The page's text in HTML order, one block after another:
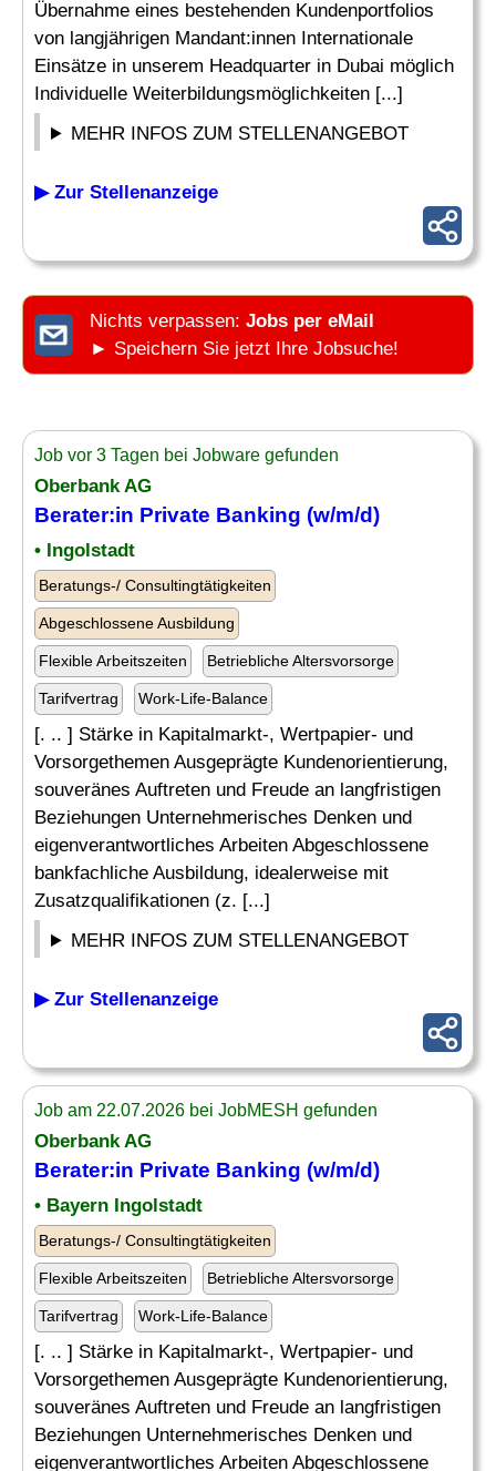
Übernahme eines bestehenden Kundenportfolios
von langjährigen Mandant:innen Internationale
Einsätze in unserem Headquarter in Dubai möglich
Individuelle Weiterbildungsmöglichkeiten [...]
MEHR INFOS ZUM STELLENANGEBOT
▶ Zur Stellenanzeige
Nichts verpassen: Jobs per eMail
► Speichern Sie jetzt Ihre Jobsuche!
Job vor 3 Tagen bei Jobware gefunden
Oberbank AG
Berater:in Private Banking (w/m/d)
• Ingolstadt
Beratungs-/ Consultingtätigkeiten
Abgeschlossene Ausbildung
Flexible Arbeitszeiten Betriebliche Altersvorsorge
Tarifvertrag Work-Life-Balance
[. .. ] Stärke in Kapitalmarkt-, Wertpapier- und
Vorsorgethemen Ausgeprägte Kundenorientierung,
souveränes Auftreten und Freude an langfristigen
Beziehungen Unternehmerisches Denken und
eigenverantwortliches Arbeiten Abgeschlossene
bankfachliche Ausbildung, idealerweise mit
Zusatzqualifikationen (z. [...]
MEHR INFOS ZUM STELLENANGEBOT
▶ Zur Stellenanzeige
Job am 22.07.2026 bei JobMESH gefunden
Oberbank AG
Berater:in Private Banking (w/m/d)
• Bayern Ingolstadt
Beratungs-/ Consultingtätigkeiten
Flexible Arbeitszeiten Betriebliche Altersvorsorge
Tarifvertrag Work-Life-Balance
[. .. ] Stärke in Kapitalmarkt-, Wertpapier- und
Vorsorgethemen Ausgeprägte Kundenorientierung,
souveränes Auftreten und Freude an langfristigen
Beziehungen Unternehmerisches Denken und
eigenverantwortliches Arbeiten Abgeschlossene